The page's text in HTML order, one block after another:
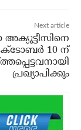
Next article
10 ന്
പ്രഖ്യാപിക്കും